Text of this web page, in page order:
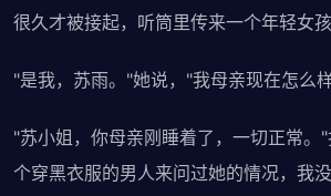
很久才被接起，听筒里传来一个年轻女
"是我，苏雨。"她说，"我母亲现在怎么
"苏小姐，你母亲刚睡着了，一切正常。
个穿黑衣服的男人来问过她的情况，我